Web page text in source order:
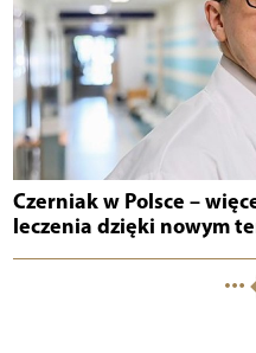
Czerniak w Polsce –
leczenia dzięki nowym